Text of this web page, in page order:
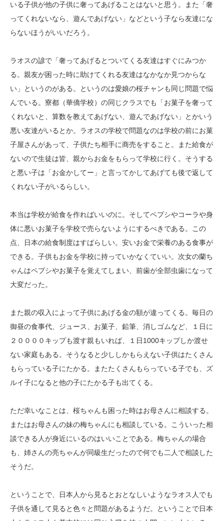
いる子供が他の子供に奢ってあげることはないと思う。また「奢
ってくれないなら、遊んであげない」などという子なら友達にな
らないほうがいいだろう。
ラオスの諺で「奢ってあげるとついてくる友達はすぐにみつか
る。親友が困った時に助けてくれる友達はなかなか見つからな
い」というのがある。というのは愛娘の桜チャンも同じ問題で悩
んでいる。寮都（華僑学校）の同じクラスでも「お菓子を奢って
くれないと、算数を教えてあげない、遊んであげない」とかいう
悪い友達がいるとか。ラオスの学校で問題なのは学校の前にお菓
子屋さんがあって、子供たち相手に商売をすること。また給食が
ないので生徒は皆、親からお金をもらって学校に行く。そうする
と悪い子は「お金かしてー」と言ってかしてあげても後で返して
くれない子がいるらしい。
本当は学校が給食を作ればいいのに。そしてペプシやコーラや身
体に悪いお菓子を学校で売らないようにするべきである。この
点、日本の給食制度はすばらしい。安いお金で栄養のある食事が
できる。子供もお金を学校に持っていかなくていい。次女の蘭ち
ゃんはペプシやお菓子を覚えてしまい、前歯が全部虫歯になって
大変だった。
また親の収入によって子供にあげる金の額が違ってくる。毎日の
御昼の食事代、ジュース、お菓子、鉛筆、消しゴムなど、１日に
２００００キップも渡す親もいれば、１日1000キップしか渡せ
ない家庭もある。そうなると少ししかもらえない子供はたくさん
もらっている子にたかる。またたくさんもらっている子でも、ズ
ルイ子になると他の子にたかる子も出てくる。
ただ幸いなことは、桜ちゃんも困った時はお母さんに相談する。
またはお母さんの妹の梅ちゃんにも相談している。こういった相
談できる人が身近にいるのはいいことである。梅ちゃんの場合
も、姉さんの亮ちゃんが同級生だったので何でも二人で相談した
そうだ。
ということで、日本人から見るとおとなしいようなラオス人でも
子供を通して見ると色々と問題があるようだ。ということで日本